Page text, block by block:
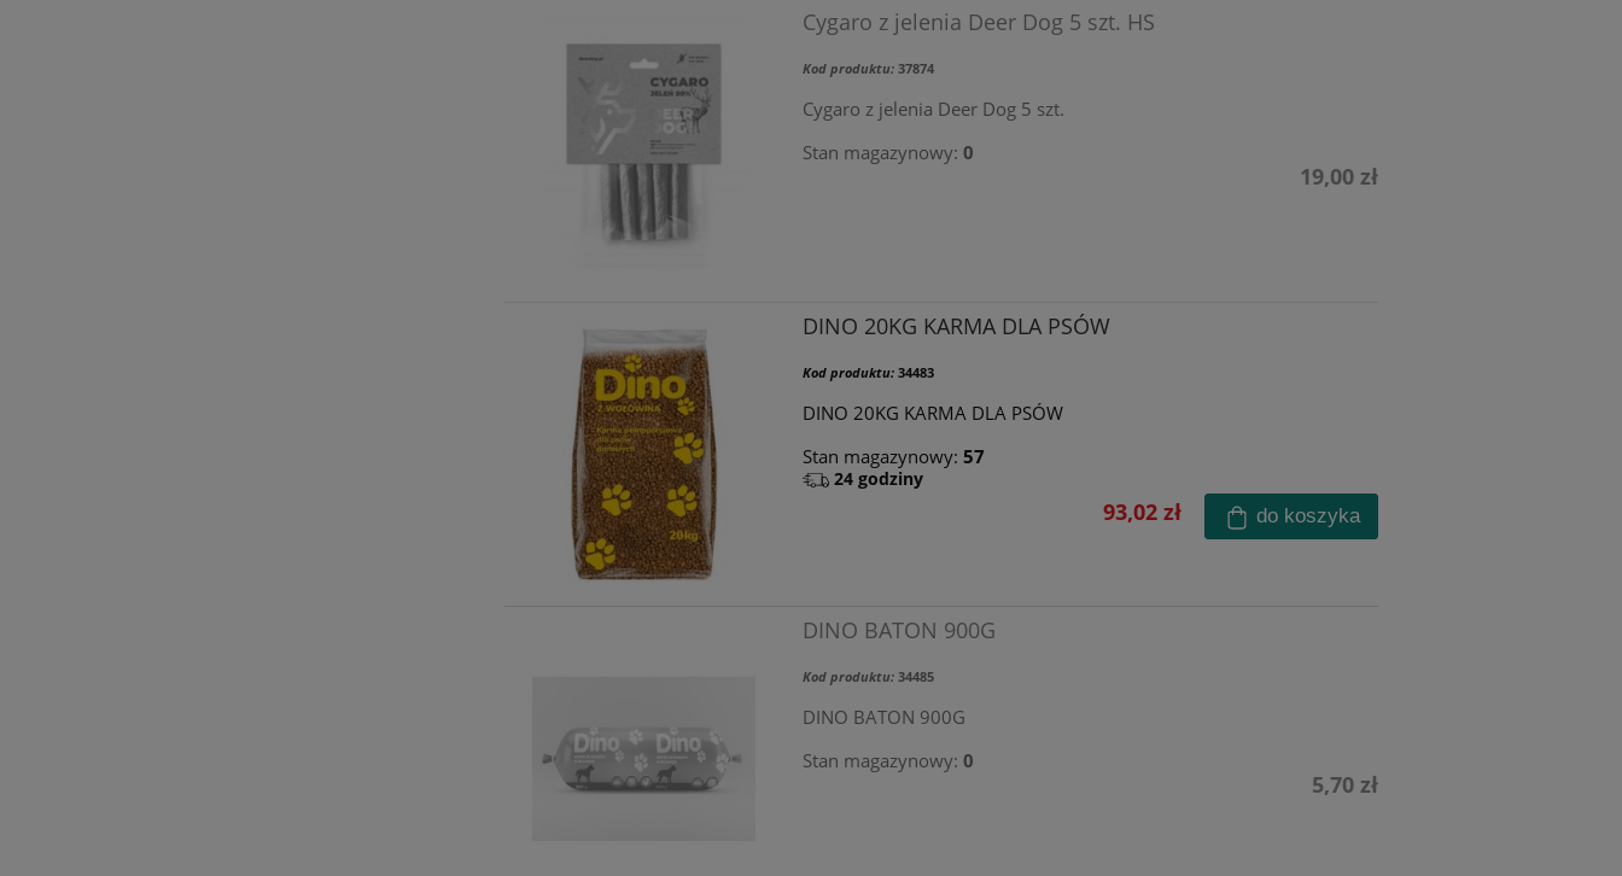
Cygaro z jelenia Deer Dog 5 szt. HS
Kod produktu: 37874
Cygaro z jelenia Deer Dog 5 szt.
Stan magazynowy: 0
19,00 zł
DINO 20KG KARMA DLA PSÓW
Kod produktu: 34483
DINO 20KG KARMA DLA PSÓW
Stan magazynowy: 57
24 godziny
93,02 zł do koszyka
DINO BATON 900G
Kod produktu: 34485
DINO BATON 900G
Stan magazynowy: 0
5,70 zł